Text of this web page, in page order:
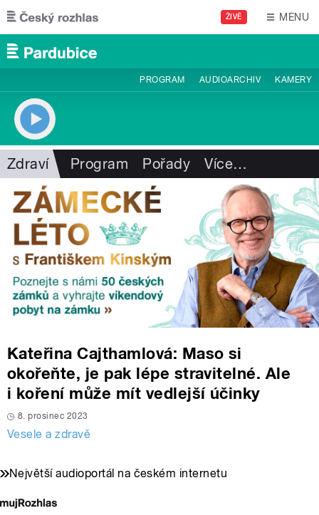
Přejít k hlavnímu obsahu
ŽIVĚ MENU
PROGRAM AUDIOARCHIV KAMERY
Zdraví Program Pořady Více…
Kateřina Cajthamlová: Maso si
okořeňte, je pak lépe stravitelné. Ale
i koření může mít vedlejší účinky
8. prosinec 2023
Vesele a zdravě
Největší audioportál na českém internetu